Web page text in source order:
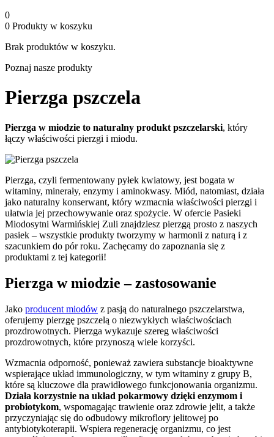
0
0 Produkty w koszyku
Brak produktów w koszyku.
Poznaj nasze produkty
Pierzga pszczela
Pierzga w miodzie to naturalny produkt pszczelarski, który
łączy właściwości pierzgi i miodu.
Pierzga, czyli fermentowany pyłek kwiatowy, jest bogata w
witaminy, minerały, enzymy i aminokwasy. Miód, natomiast, działa
jako naturalny konserwant, który wzmacnia właściwości pierzgi i
ułatwia jej przechowywanie oraz spożycie. W ofercie Pasieki
Miodosytni Warmińskiej Zuli znajdziesz pierzgą prosto z naszych
pasiek – wszystkie produkty tworzymy w harmonii z naturą i z
szacunkiem do pór roku. Zachęcamy do zapoznania się z
produktami z tej kategorii!
Pierzga w miodzie – zastosowanie
Jako producent miodów z pasją do naturalnego pszczelarstwa,
oferujemy pierzgę pszczelą o niezwykłych właściwościach
prozdrowotnych. Pierzga wykazuje szereg właściwości
prozdrowotnych, które przynoszą wiele korzyści.
Wzmacnia odporność, ponieważ zawiera substancje bioaktywne
wspierające układ immunologiczny, w tym witaminy z grupy B,
które są kluczowe dla prawidłowego funkcjonowania organizmu.
Działa korzystnie na układ pokarmowy dzięki enzymom i
probiotykom, wspomagając trawienie oraz zdrowie jelit, a także
przyczyniając się do odbudowy mikroflory jelitowej po
antybiotykoterapii. Wspiera regenerację organizmu, co jest